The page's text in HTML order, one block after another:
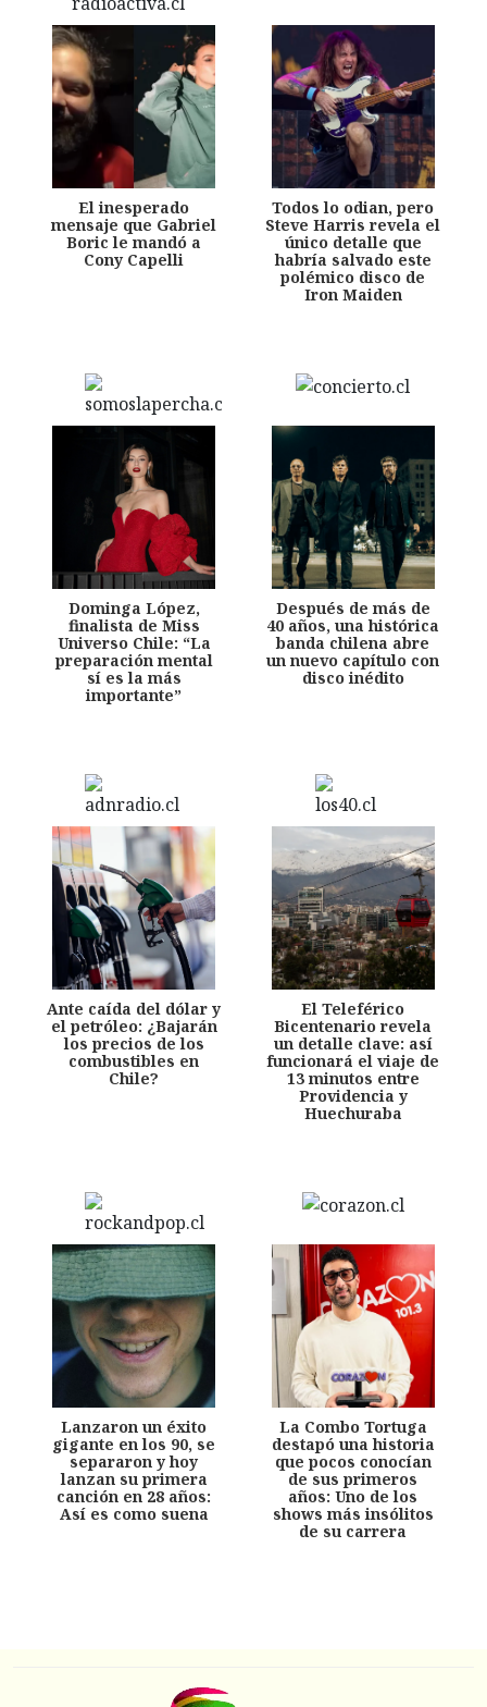
El inesperado
mensaje que Gabriel
Boric le mandó a
Cony Capelli
Todos lo odian, pero
Steve Harris revela el
único detalle que
habría salvado este
polémico disco de
Iron Maiden
Dominga López,
finalista de Miss
Universo Chile: “La
preparación mental
sí es la más
importante”
Después de más de
40 años, una histórica
banda chilena abre
un nuevo capítulo con
disco inédito
Ante caída del dólar y
el petróleo: ¿Bajarán
los precios de los
combustibles en
Chile?
El Teleférico
Bicentenario revela
un detalle clave: así
funcionará el viaje de
13 minutos entre
Providencia y
Huechuraba
Lanzaron un éxito
gigante en los 90, se
separaron y hoy
lanzan su primera
canción en 28 años:
Así es como suena
La Combo Tortuga
destapó una historia
que pocos conocían
de sus primeros
años: Uno de los
shows más insólitos
de su carrera